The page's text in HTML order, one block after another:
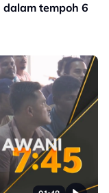
tempoh 6